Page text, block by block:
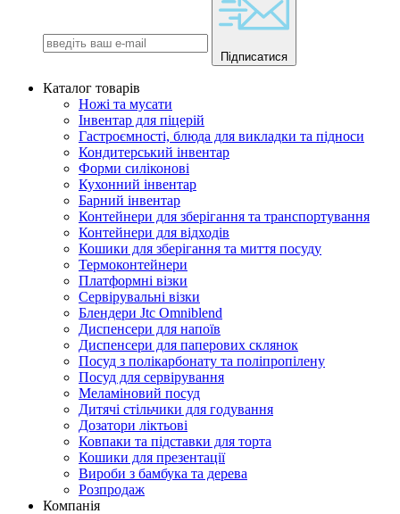
Підписатися
Каталог товарів
Ножі та мусати
Інвентар для піцерій
Гастроємності, блюда для викладки та підноси
Кондитерський інвентар
Форми силіконові
Кухонний інвентар
Барний інвентар
Контейнери для зберігання та транспортування
Контейнери для відходів
Кошики для зберігання та миття посуду
Термоконтейнери
Платформні візки
Сервірувальні візки
Блендери Jtc Omniblend
Диспенсери для напоїв
Диспенсери для паперових склянок
Посуд з полікарбонату та поліпропілену
Посуд для сервірування
Меламіновий посуд
Дитячі стільчики для годування
Дозатори ліктьові
Ковпаки та підставки для торта
Кошики для презентації
Вироби з бамбука та дерева
Розпродаж
Компанія